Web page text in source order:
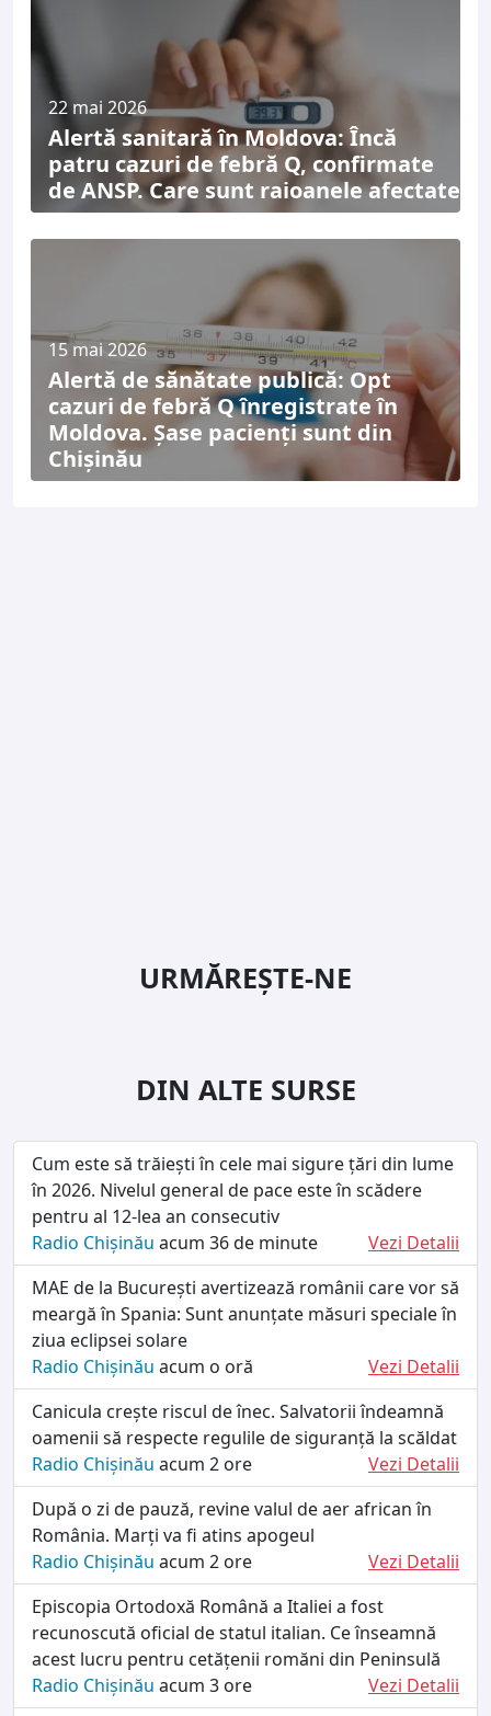
22 mai 2026
Alertă sanitară în Moldova: Încă
patru cazuri de febră Q, confirmate
de ANSP. Care sunt raioanele afectate
15 mai 2026
Alertă de sănătate publică: Opt
cazuri de febră Q înregistrate în
Moldova. Șase pacienți sunt din
Chișinău
URMĂREȘTE-NE
DIN ALTE SURSE
Cum este să trăiești în cele mai sigure țări din lume
în 2026. Nivelul general de pace este în scădere
pentru al 12-lea an consecutiv
Radio Chișinău acum 36 de minute
Vezi Detalii
MAE de la București avertizează românii care vor să
meargă în Spania: Sunt anunțate măsuri speciale în
ziua eclipsei solare
Radio Chișinău acum o oră
Vezi Detalii
Canicula crește riscul de înec. Salvatorii îndeamnă
oamenii să respecte regulile de siguranță la scăldat
Radio Chișinău acum 2 ore
Vezi Detalii
După o zi de pauză, revine valul de aer african în
România. Marți va fi atins apogeul
Radio Chișinău acum 2 ore
Vezi Detalii
Episcopia Ortodoxă Română a Italiei a fost
recunoscută oficial de statul italian. Ce înseamnă
acest lucru pentru cetățenii romăni din Peninsulă
Radio Chișinău acum 3 ore
Vezi Detalii